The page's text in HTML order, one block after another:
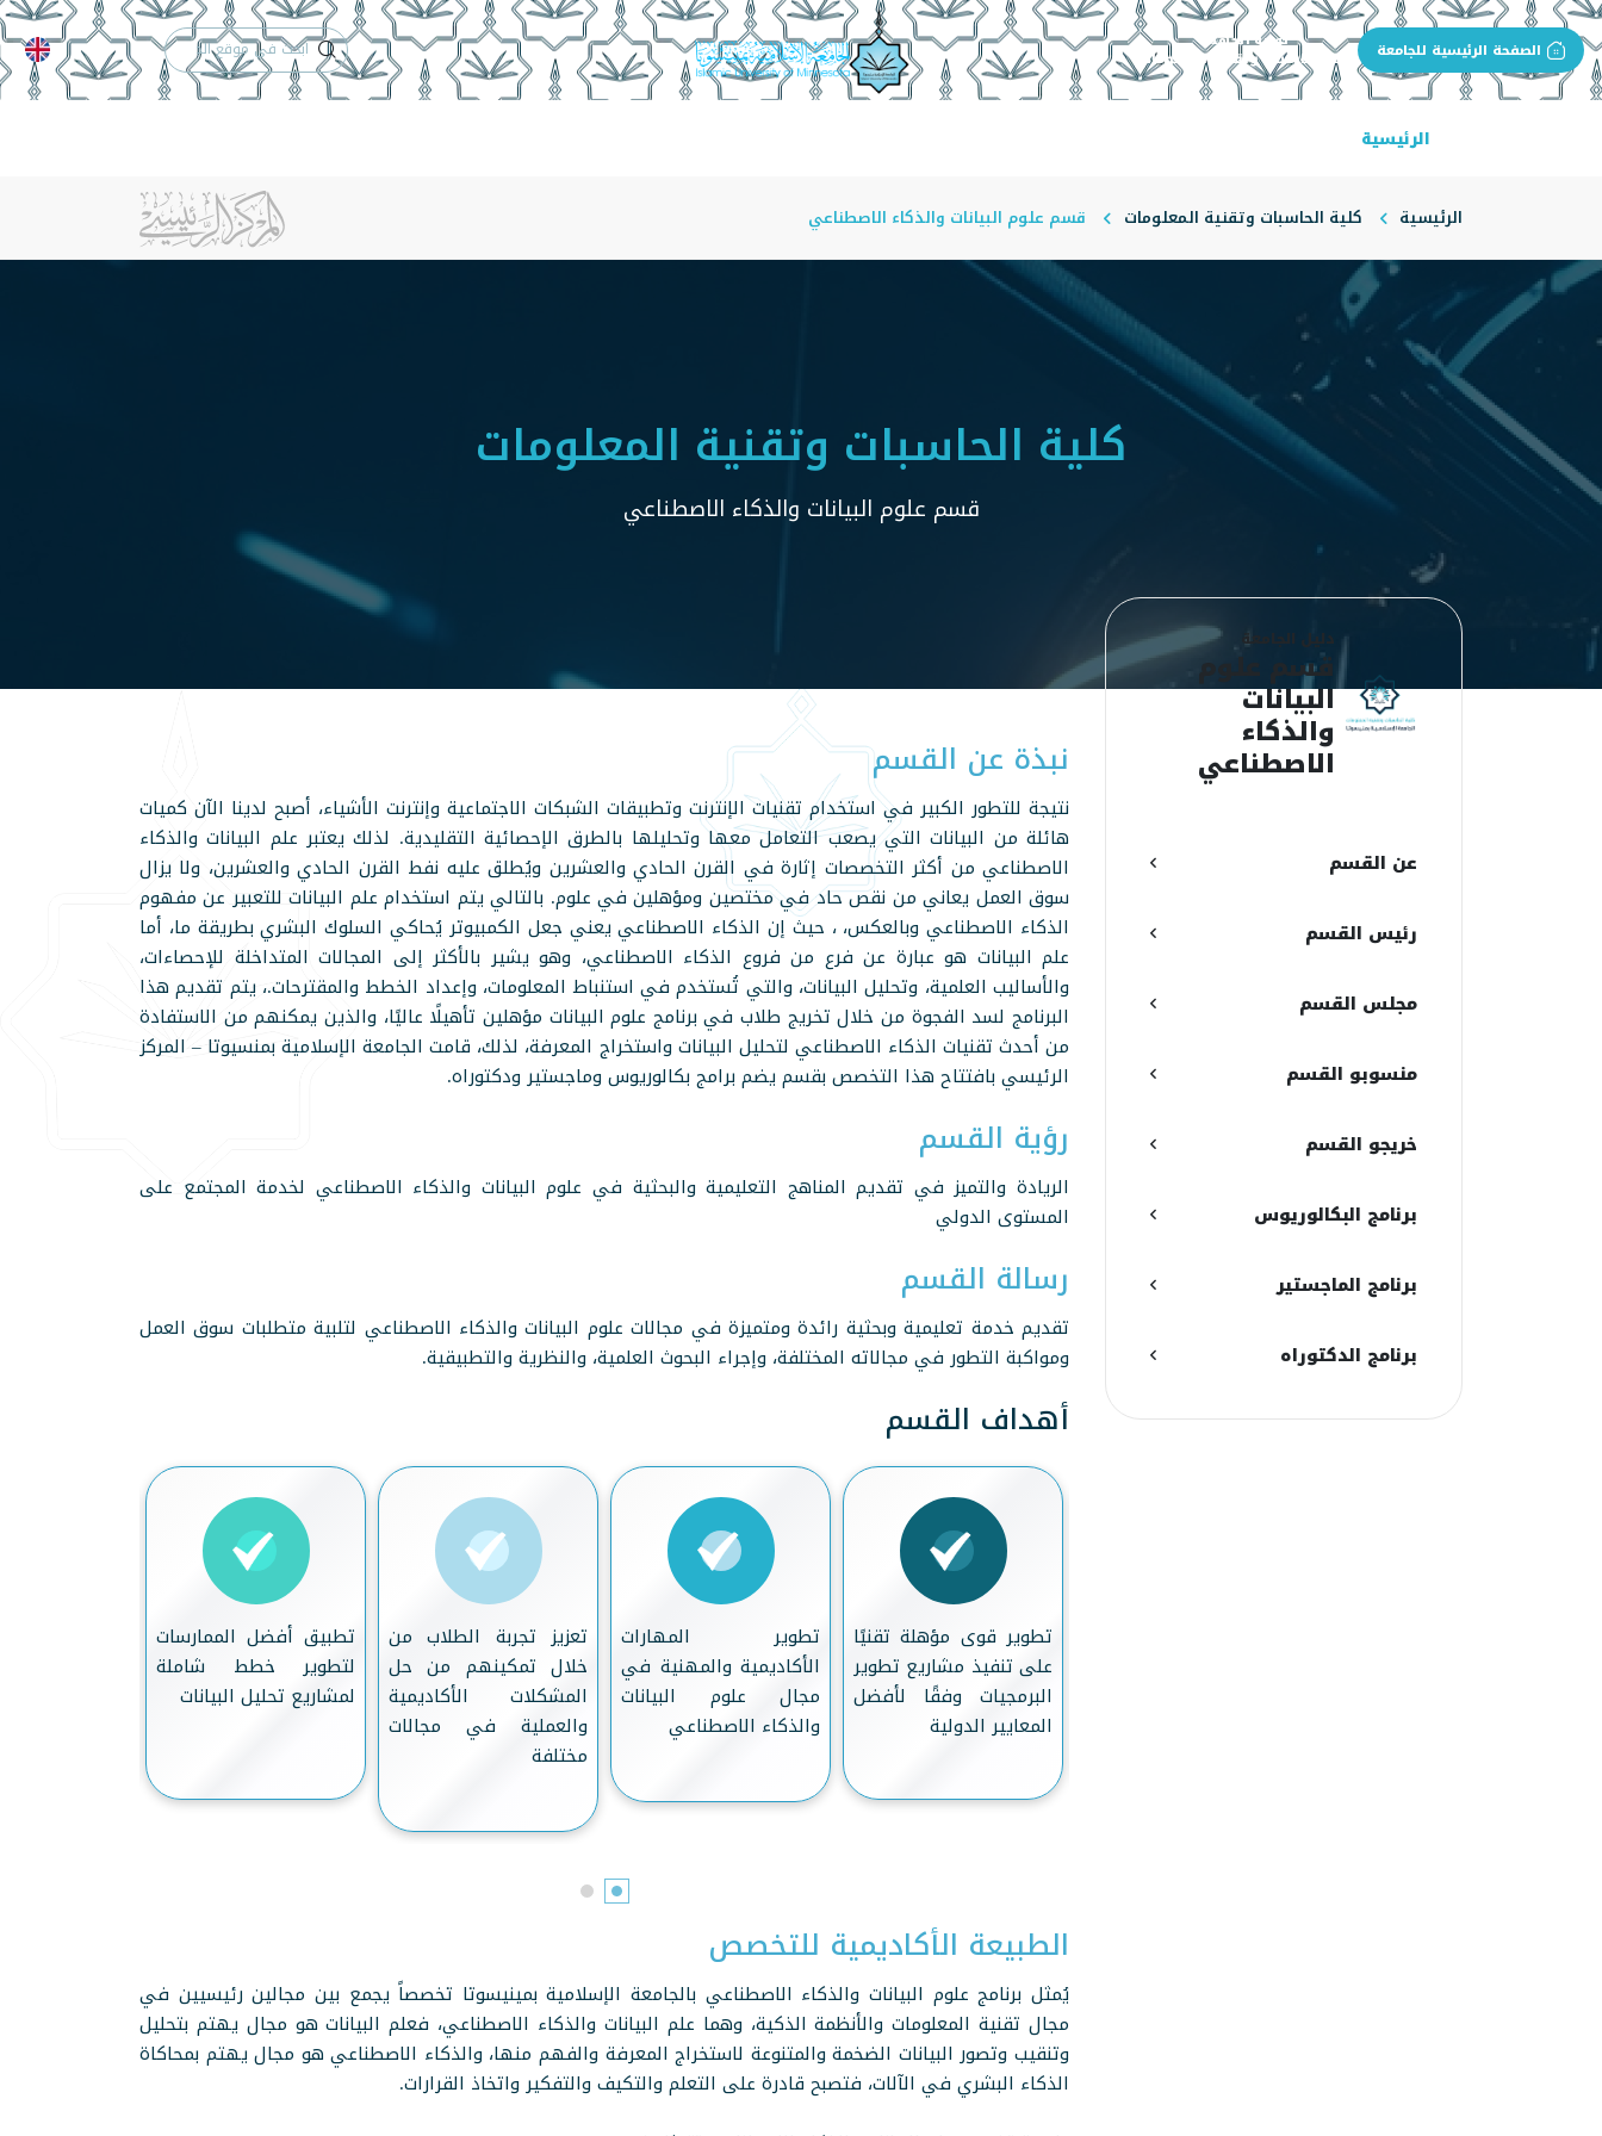
الصفحة الرئيسية للجامعة بوابة الجهة
كلية الحاسبات وتقنية المعلومات الدعم الفنيالتقويم الجامعي
الرئيسية
الرئيسية كلية الحاسبات وتقنية المعلومات قسم علوم البيانات والذكاء الاصطناعي
كلية الحاسبات وتقنية المعلومات
قسم علوم البيانات والذكاء الاصطناعي
دليل الجامعة
قسم علوم
البيانات
والذكاء
الاصطناعي
عن القسم
رئيس القسم
مجلس القسم
منسوبو القسم
خريجو القسم
برنامج البكالوريوس
برنامج الماجستير
برنامج الدكتوراه
نبذة عن القسم
نتيجة للتطور الكبير في استخدام تقنيات الإنترنت وتطبيقات الشبكات الاجتماعية وإنترنت الأشياء، أصبح لدينا الآن كميات
هائلة من البيانات التي يصعب التعامل معها وتحليلها بالطرق الإحصائية التقليدية. لذلك يعتبر علم البيانات والذكاء
الاصطناعي من أكثر التخصصات إثارة في القرن الحادي والعشرين ويُطلق عليه نفط القرن الحادي والعشرين، ولا يزال
سوق العمل يعاني من نقص حاد في مختصين ومؤهلين في علوم. بالتالي يتم استخدام علم البيانات للتعبير عن مفهوم
الذكاء الاصطناعي وبالعكس، ، حيث إن الذكاء الاصطناعي يعني جعل الكمبيوتر يُحاكي السلوك البشري بطريقة ما، أما
علم البيانات هو عبارة عن فرع من فروع الذكاء الاصطناعي، وهو يشير بالأكثر إلى المجالات المتداخلة للإحصاءات،
والأساليب العلمية، وتحليل البيانات، والتي تُستخدم في استنباط المعلومات، وإعداد الخطط والمقترحات.، يتم تقديم هذا
البرنامج لسد الفجوة من خلال تخريج طلاب في برنامج علوم البيانات مؤهلين تأهيلًا عاليًا، والذين يمكنهم من الاستفادة
من أحدث تقنيات الذكاء الاصطناعي لتحليل البيانات واستخراج المعرفة، لذلك، قامت الجامعة الإسلامية بمنسيوتا – المركز
الرئيسي بافتتاح هذا التخصص بقسم يضم برامج بكالوريوس وماجستير ودكتوراه.
رؤية القسم
الريادة والتميز في تقديم المناهج التعليمية والبحثية في علوم البيانات والذكاء الاصطناعي لخدمة المجتمع على
المستوى الدولي
رسالة القسم
تقديم خدمة تعليمية وبحثية رائدة ومتميزة في مجالات علوم البيانات والذكاء الاصطناعي لتلبية متطلبات سوق العمل
ومواكبة التطور في مجالاته المختلفة، وإجراء البحوث العلمية، والنظرية والتطبيقية.
أهداف القسم
تطوير قوى مؤهلة تقنيًا
على تنفيذ مشاريع تطوير
البرمجيات وفقًا لأفضل
المعايير الدولية
تطوير المهارات
الأكاديمية والمهنية في
مجال علوم البيانات
والذكاء الاصطناعي
تعزيز تجربة الطلاب من
خلال تمكينهم من حل
المشكلات الأكاديمية
والعملية في مجالات
مختلفة
تطبيق أفضل الممارسات
لتطوير خطط شاملة
لمشاريع تحليل البيانات
الطبيعة الأكاديمية للتخصص
يُمثل برنامج علوم البيانات والذكاء الاصطناعي بالجامعة الإسلامية بمينيسوتا تخصصاً يجمع بين مجالين رئيسيين في
مجال تقنية المعلومات والأنظمة الذكية، وهما علم البيانات والذكاء الاصطناعي، فعلم البيانات هو مجال يهتم بتحليل
وتنقيب وتصور البيانات الضخمة والمتنوعة لاستخراج المعرفة والفهم منها، والذكاء الاصطناعي هو مجال يهتم بمحاكاة
الذكاء البشري في الآلات، فتصبح قادرة على التعلم والتكيف والتفكير واتخاذ القرارات.